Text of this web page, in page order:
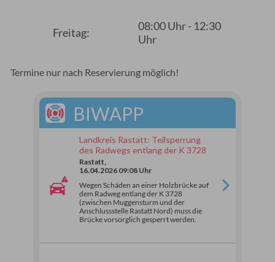
Freitag:
08:00 Uhr - 12:30
Uhr
Termine nur nach Reservierung möglich!
BIWAPP
Landkreis Rastatt: Teilsperrung
des Radwegs entlang der K 3728
Rastatt,
16.04.2026 09:08 Uhr
Wegen Schäden an einer Holzbrücke auf
dem Radweg entlang der K 3728
(zwischen Muggensturm und der
Anschlussstelle Rastatt Nord) muss die
Brücke vorsorglich gesperrt werden.